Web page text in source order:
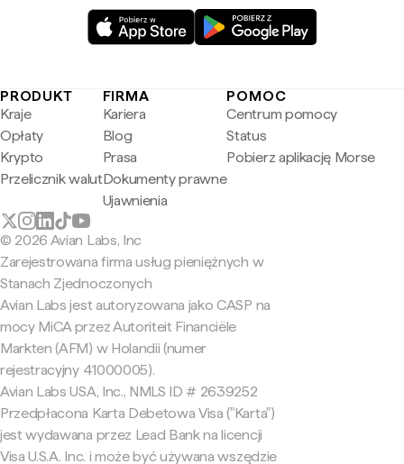
PRODUKT
Kraje
Opłaty
Krypto
Przelicznik walut
FIRMA
Kariera
Blog
Prasa
Dokumenty prawne
Ujawnienia
POMOC
Centrum pomocy
Status
Pobierz aplikację Morse
© 2026 Avian Labs, Inc
Zarejestrowana firma usług pieniężnych w
Stanach Zjednoczonych
Avian Labs jest autoryzowana jako CASP na
mocy MiCA przez Autoriteit Financiële
Markten (AFM) w Holandii (numer
rejestracyjny 41000005).
Avian Labs USA, Inc., NMLS ID # 2639252
Przedpłacona Karta Debetowa Visa ("Karta")
jest wydawana przez Lead Bank na licencji
Visa U.S.A. Inc. i może być używana wszędzie